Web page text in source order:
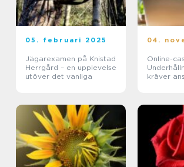
05. februari 2025
Jägarexamen på Knistad
Herrgård – en upplevelse
utöver det vanliga
04.
Online-
kräver